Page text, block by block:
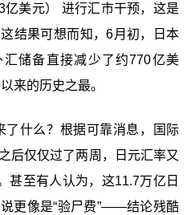
美元）‍ 进行汇市干预，这是
结果可想而知，6月初，日本
储备直接减少了约770亿美
来的历史之最。
了什么？根据可靠消息，国际
后仅仅过了两周，日元汇率又
甚至有人认为，这11.7万亿日
更像是“验尸费”——结论残酷